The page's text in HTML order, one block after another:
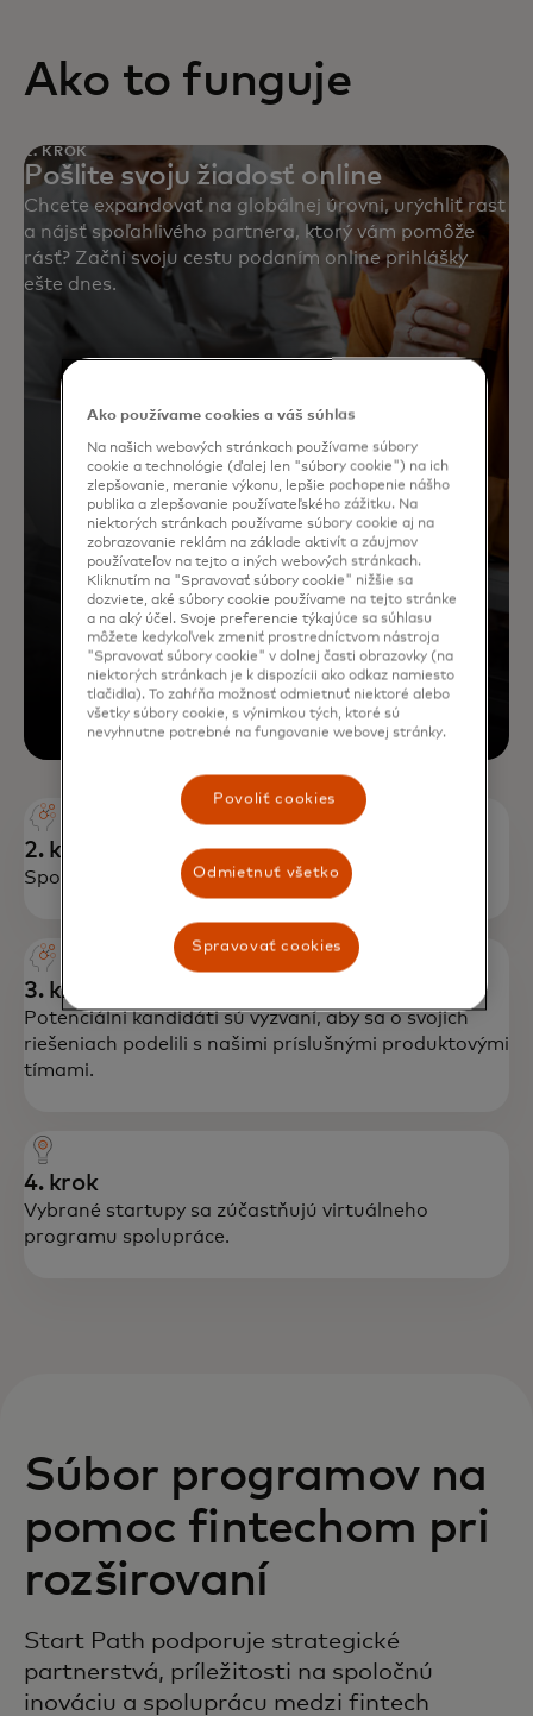
Ako to funguje
1. KROK
Pošlite svoju žiadosť online
Chcete expandovať na globálnej úrovni, urýchliť rast
a nájsť spoľahlivého partnera, ktorý vám pomôže
rásť? Začni svoju cestu podaním online prihlášky
ešte dnes.
2. krok
Spoločnosť Mastercard vyhodnotí vašu žiadosť.
3. krok
Potenciálni kandidáti sú vyzvaní, aby sa o svojich
riešeniach podelili s našimi príslušnými produktovými
tímami.
4. krok
Vybrané startupy sa zúčastňujú virtuálneho
programu spolupráce.
Súbor programov na
pomoc fintechom pri
rozširovaní
Start Path podporuje strategické
partnerstvá, príležitosti na spoločnú
inováciu a spoluprácu medzi fintech
Ako používame cookies a váš súhlas
Na našich webových stránkach používame súbory
cookie a technológie (ďalej len "súbory cookie") na ich
zlepšovanie, meranie výkonu, lepšie pochopenie nášho
publika a zlepšovanie používateľského zážitku. Na
niektorých stránkach používame súbory cookie aj na
zobrazovanie reklám na základe aktivít a záujmov
používateľov na tejto a iných webových stránkach.
Kliknutím na "Spravovať súbory cookie" nižšie sa
dozviete, aké súbory cookie používame na tejto stránke
a na aký účel. Svoje preferencie týkajúce sa súhlasu
môžete kedykoľvek zmeniť prostredníctvom nástroja
"Spravovať súbory cookie" v dolnej časti obrazovky (na
niektorých stránkach je k dispozícii ako odkaz namiesto
tlačidla). To zahŕňa možnosť odmietnuť niektoré alebo
všetky súbory cookie, s výnimkou tých, ktoré sú
nevyhnutne potrebné na fungovanie webovej stránky.
Povoliť cookies
Odmietnuť všetko
Spravovať cookies